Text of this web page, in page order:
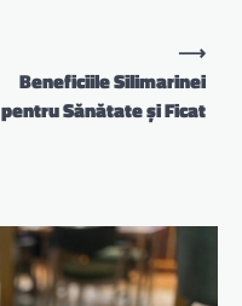
Beneficiile Silimarinei
pentru Sănătate și Ficat
⟶